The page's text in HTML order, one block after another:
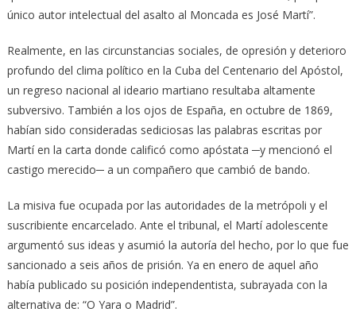
único autor intelectual del asalto al Moncada es José Martí”.
Realmente, en las circunstancias sociales, de opresión y deterioro
profundo del clima político en la Cuba del Centenario del Apóstol,
un regreso nacional al ideario martiano resultaba altamente
subversivo. También a los ojos de España, en octubre de 1869,
habían sido consideradas sediciosas las palabras escritas por
Martí en la carta donde calificó como apóstata ─y mencionó el
castigo merecido─ a un compañero que cambió de bando.
La misiva fue ocupada por las autoridades de la metrópoli y el
suscribiente encarcelado. Ante el tribunal, el Martí adolescente
argumentó sus ideas y asumió la autoría del hecho, por lo que fue
sancionado a seis años de prisión. Ya en enero de aquel año
había publicado su posición independentista, subrayada con la
alternativa de: “O Yara o Madrid”.